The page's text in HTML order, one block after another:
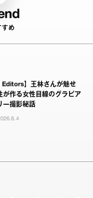
すめ
Editors】王林さんが魅せ
が作る女性目線のグラビア
ー撮影秘話